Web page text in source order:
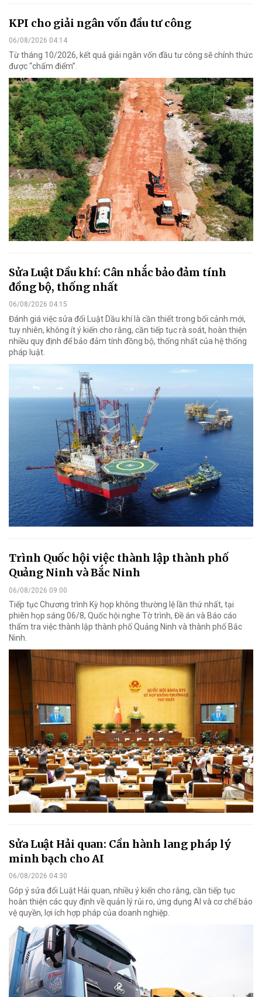
KPI cho giải ngân vốn đầu tư công
06/08/2026 04:14
Từ tháng 10/2026, kết quả giải ngân vốn đầu tư công sẽ chính thức
được “chấm điểm”.
Sửa Luật Dầu khí: Cân nhắc bảo đảm tính
đồng bộ, thống nhất
06/08/2026 04:15
Đánh giá việc sửa đổi Luật Dầu khí là cần thiết trong bối cảnh mới,
tuy nhiên, không ít ý kiến cho rằng, cần tiếp tục rà soát, hoàn thiện
nhiều quy định để bảo đảm tính đồng bộ, thống nhất của hệ thống
pháp luật.
Trình Quốc hội việc thành lập thành phố
Quảng Ninh và Bắc Ninh
06/08/2026 09:00
Tiếp tục Chương trình Kỳ họp không thường lệ lần thứ nhất, tại
phiên họp sáng 06/8, Quốc hội nghe Tờ trình, Đề án và Báo cáo
thẩm tra việc thành lập thành phố Quảng Ninh và thành phố Bắc
Ninh.
Sửa Luật Hải quan: Cần hành lang pháp lý
minh bạch cho AI
06/08/2026 04:30
Góp ý sửa đổi Luật Hải quan, nhiều ý kiến cho rằng, cần tiếp tục
hoàn thiện các quy định về quản lý rủi ro, ứng dụng AI và cơ chế bảo
vệ quyền, lợi ích hợp pháp của doanh nghiệp.